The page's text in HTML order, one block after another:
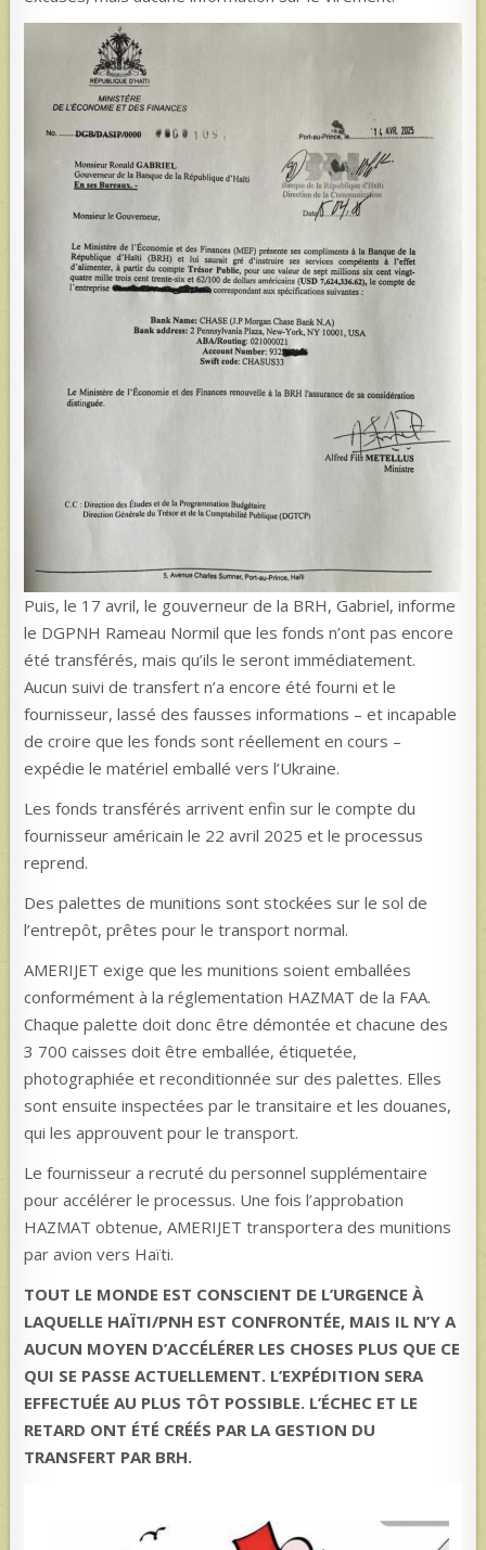
Puis, le 17 avril, le gouverneur de la BRH, Gabriel, informe
le DGPNH Rameau Normil que les fonds n’ont pas encore
été transférés, mais qu’ils le seront immédiatement.
Aucun suivi de transfert n’a encore été fourni et le
fournisseur, lassé des fausses informations – et incapable
de croire que les fonds sont réellement en cours –
expédie le matériel emballé vers l’Ukraine.
Les fonds transférés arrivent enfin sur le compte du
fournisseur américain le 22 avril 2025 et le processus
reprend.
Des palettes de munitions sont stockées sur le sol de
l’entrepôt, prêtes pour le transport normal.
AMERIJET exige que les munitions soient emballées
conformément à la réglementation HAZMAT de la FAA.
Chaque palette doit donc être démontée et chacune des
3 700 caisses doit être emballée, étiquetée,
photographiée et reconditionnée sur des palettes. Elles
sont ensuite inspectées par le transitaire et les douanes,
qui les approuvent pour le transport.
Le fournisseur a recruté du personnel supplémentaire
pour accélérer le processus. Une fois l’approbation
HAZMAT obtenue, AMERIJET transportera des munitions
par avion vers Haïti.
TOUT LE MONDE EST CONSCIENT DE L’URGENCE À
LAQUELLE HAÏTI/PNH EST CONFRONTÉE, MAIS IL N’Y A
AUCUN MOYEN D’ACCÉLÉRER LES CHOSES PLUS QUE CE
QUI SE PASSE ACTUELLEMENT. L’EXPÉDITION SERA
EFFECTUÉE AU PLUS TÔT POSSIBLE. L’ÉCHEC ET LE
RETARD ONT ÉTÉ CRÉÉS PAR LA GESTION DU
TRANSFERT PAR BRH.